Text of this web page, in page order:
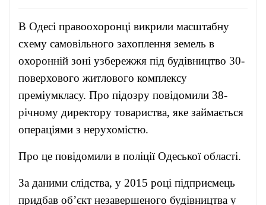
В Одесі правоохоронці викрили масштабну
схему самовільного захоплення земель в
охоронній зоні узбережжя під будівництво 30-
поверхового житлового комплексу
преміумкласу. Про підозру повідомили 38-
річному директору товариства, яке займається
операціями з нерухомістю.
Про це повідомили в поліції Одеської області.
За даними слідства, у 2015 році підприємець
придбав об’єкт незавершеного будівництва у